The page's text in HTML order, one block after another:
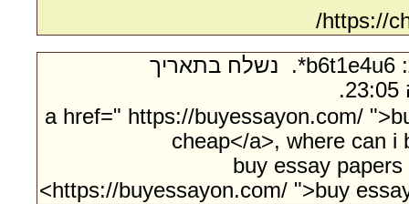
https://
- מאת:‏ b6t1e4u6*. ‏ נשלח בתאריך
<a href=" https://buyessayon.com/
cheap</a>, where can i
buy essay
https://buyessayon.com/ ">buy